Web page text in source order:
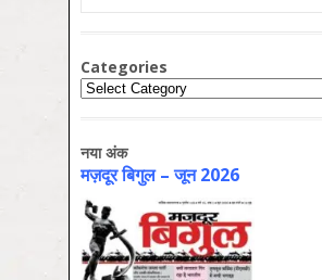
Categories
Categories
नया अंक
मज़दूर बिगुल – जून 2026